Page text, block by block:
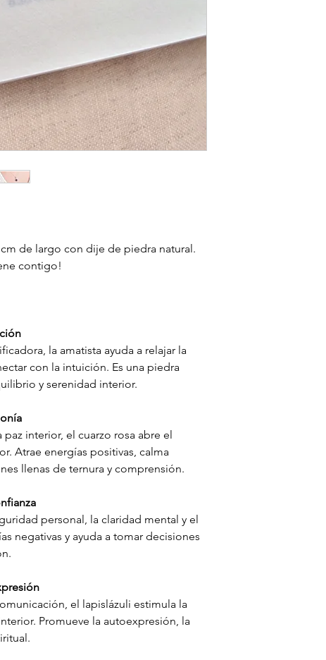
de largo con dije de piedra natural.
contigo!
la amatista ayuda a relajar la
con la intuición. Es una piedra
y serenidad interior.
interior, el cuarzo rosa abre el
Atrae energías positivas, calma
llenas de ternura y comprensión.
personal, la claridad mental y el
negativas y ayuda a tomar decisiones
el lapislázuli estimula la
Promueve la autoexpresión, la